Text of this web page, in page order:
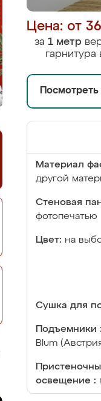
Цена: от
за 1 метр
гарнитура
Материал
другой
Стеновая
фотопечатью
Цвет: на
Сушка для
Подъемники :
Blum
освещение :